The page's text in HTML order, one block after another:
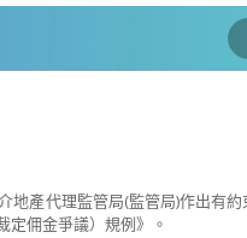
產代理監管局(監管局)作出有
定佣金爭議）規例》。